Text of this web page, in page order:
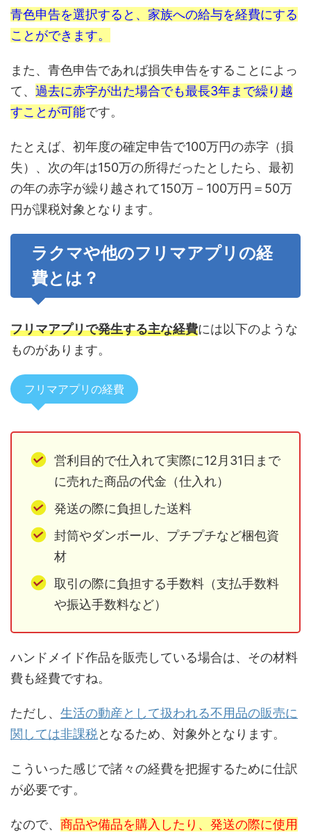
青色申告を選択すると、家族への給与を経費にする
ことができます。
また、青色申告であれば損失申告をすることによっ
て、 過去に赤字が出た場合でも最長3年まで繰り越
すことが可能です。
たとえば、初年度の確定申告で100万円の赤字（損
失）、次の年は150万の所得だったとしたら、最初
の年の赤字が繰り越されて150万－100万円＝50万
円が課税対象となります。
ラクマや他のフリマアプリの経
費とは？
フリマアプリで発生する主な経費には以下のような
ものがあります。
フリマアプリの経費
営利目的で仕入れて実際に12月31日まで
に売れた商品の代金（仕入れ）
発送の際に負担した送料
封筒やダンボール、プチプチなど梱包資
材
取引の際に負担する手数料（支払手数料
や振込手数料など）
ハンドメイド作品を販売している場合は、その材料
費も経費ですね。
ただし、 生活の動産として扱われる不用品の販売に
関しては非課税となるため、対象外となります。
こういった感じで諸々の経費を把握するために仕訳
が必要です。
なので、 商品や備品を購入したり、発送の際に使用